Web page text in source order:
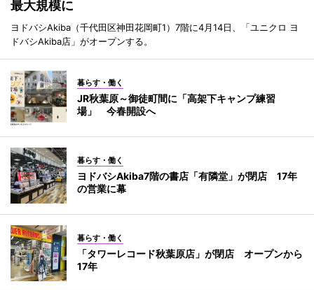
最大規模に
ヨドバシAkiba（千代田区神田花岡町1）7階に4月14日、「ユニクロ ヨ
ドバシAkiba店」がオープンする。
暮らす・働く
JR秋葉原～御徒町間に「高架下キャンプ練習
場」 今春開設へ
暮らす・働く
ヨドバシAkiba7階の書店「有隣堂」が閉店 17年
の営業に幕
暮らす・働く
「タワーレコード秋葉原店」が閉店 オープンから
17年